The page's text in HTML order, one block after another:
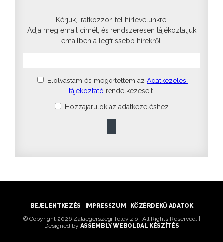
Kérjük, iratkozzon fel hírlevelünkre.
Adja meg email címét, és rendszeresen tájékoztatjuk
emailben a legfrissebb hírekről.
Elolvastam és megértettem az Adatkezelési
tájékoztató rendelkezéseit.
Hozzájárulok az adatkezeléshez.
BEJELENTKEZÉS | IMPRESSZUM | KÖZÉRDEKŰ ADATOK
© Copyright 2026 Zalaegerszegi Televízió | All Rights Reserved. |
Designed by ASSEMBLY WEBOLDAL KÉSZÍTÉS